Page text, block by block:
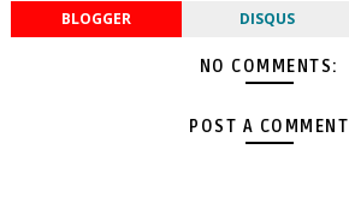
BLOGGER DISQUS
NO COMMENTS:
POST A COMMENT